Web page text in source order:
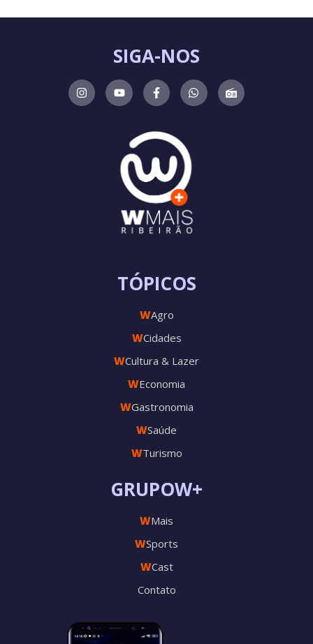
GRUPOW+
WMais
WSports
WCast
Contato
TÓPICOS
WAgro
WCidades
WCultura & Lazer
WEconomia
WGastronomia
WSaúde
WTurismo
SIGA-NOS